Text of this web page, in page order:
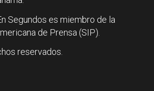
Segundos es miembro de la
de Prensa (SIP).
reservados.